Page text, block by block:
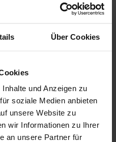
Über Cookies
und Anzeigen zu
soziale Medien anbieten
unsere Website zu
wir Informationen zu Ihrer
an unsere Partner für
Keine alternativen
ab
Nizza, Frankreich auf